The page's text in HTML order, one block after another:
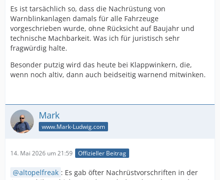
Es ist tarsächlich so, dass die Nachrüstung von
Warnblinkanlagen damals für alle Fahrzeuge
vorgeschrieben wurde, ohne Rücksicht auf Baujahr und
technische Machbarkeit. Was ich für juristisch sehr
fragwürdig halte.
Besonder putzig wird das heute bei Klappwinkern, die,
wenn noch altiv, dann auch beidseitig warnend mitwinken.
Mark
www.Mark-Ludwig.com
14. Mai 2026 um 21:59 Offizieller Beitrag
altopelfreak : Es gab öfter Nachrüstvorschriften in der